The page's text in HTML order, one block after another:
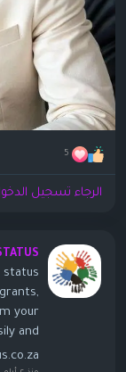
5
الرجاء تسجيل
status
your
and